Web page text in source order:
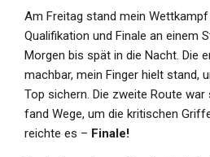
Am Freitag stand mein Wettkampf
Qualifikation und Finale an einem
Morgen bis spät in die Nacht. Die
machbar, mein Finger hielt stand,
Top sichern. Die zweite Route war
fand Wege, um die kritischen
reichte es – Finale!